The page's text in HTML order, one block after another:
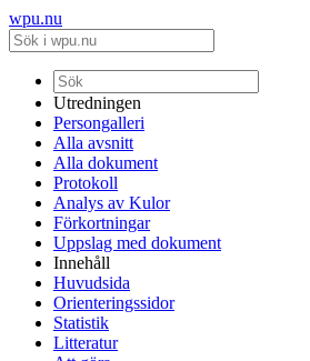
wpu.nu
Utredningen
Persongalleri
Alla avsnitt
Alla dokument
Protokoll
Analys av Kulor
Förkortningar
Uppslag med dokument
Innehåll
Huvudsida
Orienteringssidor
Statistik
Litteratur